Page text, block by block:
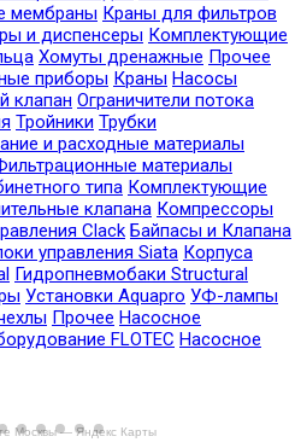
Москвы — Яндекс Карты
мембраны Краны для фильтров
и диспенсеры Комплектующие
Хомуты дренажные Прочее
приборы Краны Насосы
клапан Ограничители потока
Тройники Трубки
и расходные материалы
материалы
типа Комплектующие
клапана Компрессоры
Clack Байпасы и Клапана
управления Siata Корпуса
Гидропневмобаки Structural
Установки Aquapro УФ-лампы
Прочее Насосное
FLOTEC Насосное